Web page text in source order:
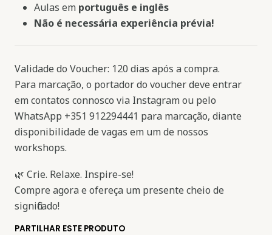
Aulas em português e inglês
Não é necessária experiência prévia!
Validade do Voucher: 120 dias após a compra.
Para marcação, o portador do voucher deve entrar
em contatos connosco via Instagram ou pelo
WhatsApp +351 912294441 para marcação, diante
disponibilidade de vagas em um de nossos
workshops.
🌿 Crie. Relaxe. Inspire-se!
Compre agora e ofereça um presente cheio de
significado!
PARTILHAR ESTE PRODUTO